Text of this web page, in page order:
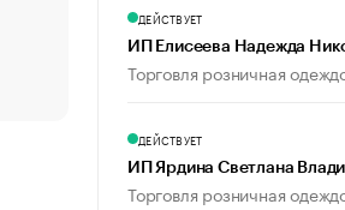
Что обвинения против Павла
пользователей
ДЕЙСТВУЕТ
ИП Елисеева Надежда
Торговля розничная
ДЕЙСТВУЕТ
ИП Ярдина Светлана
Торговля розничная